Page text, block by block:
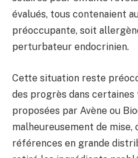
évalués, tous contenaient
préoccupante, soit
perturbateur endocrinien.
Cette situation reste
des progrès dans
proposées par Avène ou
malheureusement de mise,
références en grande